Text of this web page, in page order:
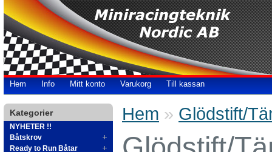
Hem Info Mitt konto Varukorg Till kassan
Kategorier
NYHETER !!
Båtskrov
Ready to Run Båtar
Hem » Glödstift/